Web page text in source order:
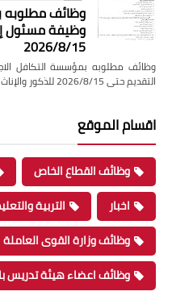
وظائف مطلوبه
وظيفة مسئول
2026/8/15
وظائف مطلوبه بمؤسسة التكافل
التقديم حتى 2026/8/15 للذكور والإناث اعلان…
اقسام الموقع
وظائف القطاع الخاص
اخبار
التربية
وظائف وزارة القوى العاملة
وظائف اعضاء هيئة تدريس